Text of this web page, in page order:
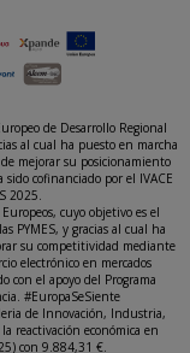
de Desarrollo Regional
al cual ha puesto en marcha
mejorar su posicionamiento
cofinanciado por el IVACE
2025.
cuyo objetivo es el
PYMES, y gracias al cual ha
su competitividad mediante
electrónico en mercados
con el apoyo del Programa
#EuropaSeSiente
de Innovación, Industria,
reactivación económica en
con 9.884,31 €.